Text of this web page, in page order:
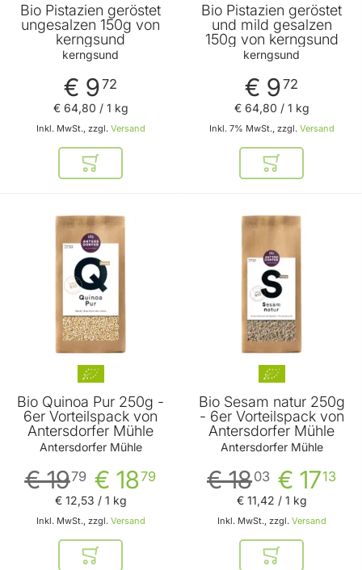
Bio Pistazien geröstet
ungesalzen 150g von
kerngsund
kerngsund
€ 972
Inkl. MwSt., zzgl. Versand
€ 64,80 / 1 kg
In den Warenkorb
Bio Pistazien geröstet
und mild gesalzen
150g von kerngsund
kerngsund
€ 972
Inkl. 7% MwSt., zzgl. Versand
€ 64,80 / 1 kg
In den
Bio Quinoa Pur 250g -
6er Vorteilspack von
Antersdorfer Mühle
Antersdorfer Mühle
€ 1879
€ 1979
Inkl. MwSt., zzgl. Versand
€ 12,53 / 1 kg
In den Warenkorb
Bio Sesam natur 250g
- 6er Vorteilspack von
Antersdorfer Mühle
Antersdorfer Mühle
€ 1713
€ 1803
Inkl. MwSt., zzgl. Versand
€ 11,42 / 1 kg
In den